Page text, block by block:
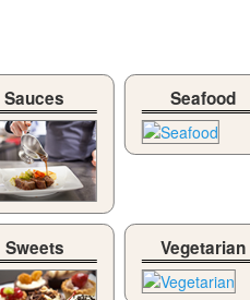
Sauces Seafood
Sweets Vegetarian